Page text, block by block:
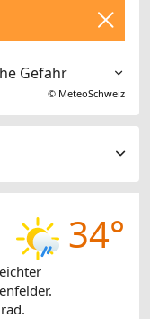
Gefahr
© MeteoSchweiz
34°